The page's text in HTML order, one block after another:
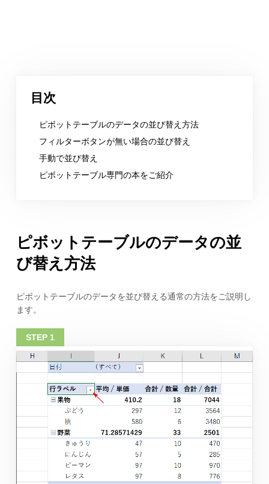
目次
ピボットテーブルのデータの並び替え方法
フィルターボタンが無い場合の並び替え
手動で並び替え
ピボットテーブル専門の本をご紹介
ピボットテーブルのデータの並
び替え方法
ピボットテーブルのデータを並び替える通常の方法をご説明し
ます。